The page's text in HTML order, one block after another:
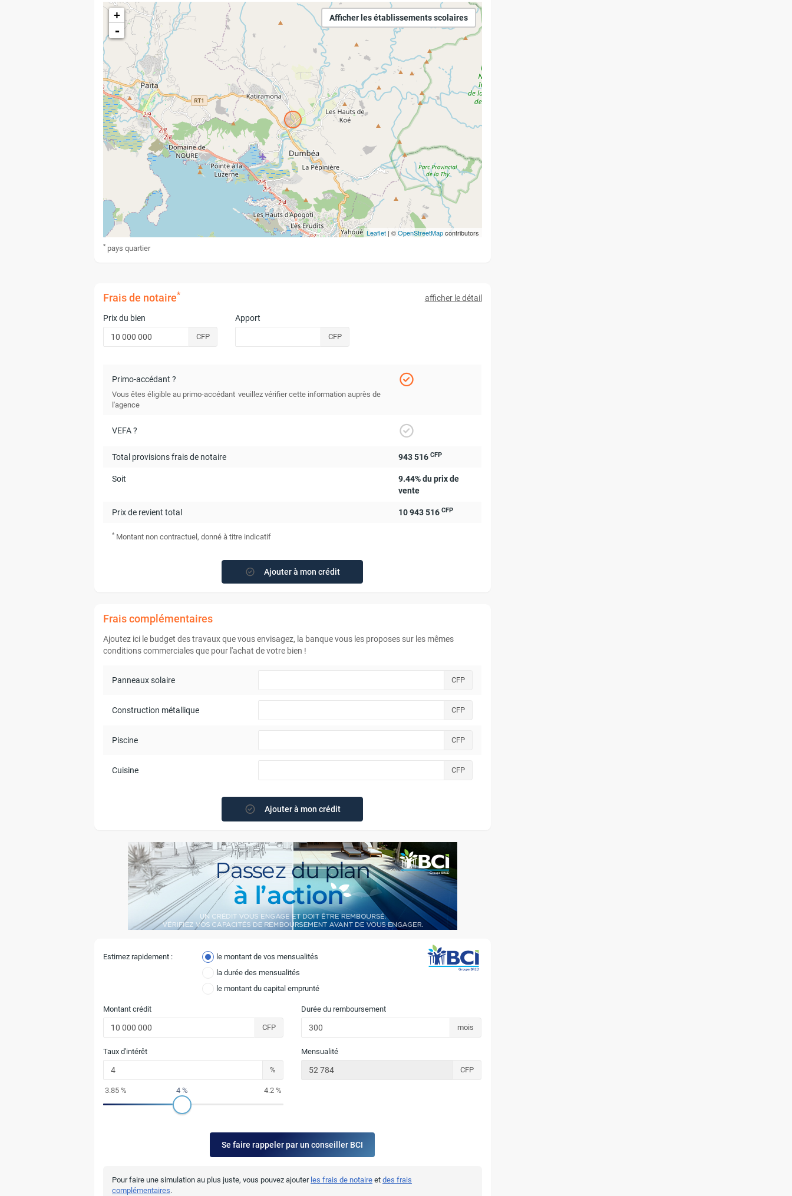
Afficher les établissements scolaires
+
-
Leaflet| ©OpenStreetMapcontributors
* pays quartier
Frais de notaire* afficher le détail
Prix du bien
CFP
Apport
CFP
Primo-accédant ?
Vous êtes éligible au primo-accédant veuillez vérifier cette information auprès de
l'agence
VEFA ?
Total provisions frais de notaire 943 516 CFP
Soit
9.44% du prix de
vente
Prix de revient total 10 943 516 CFP
* Montant non contractuel, donné à titre indicatif
Ajouter à mon crédit
Frais complémentaires
Ajoutez ici le budget des travaux que vous envisagez, la banque vous les proposes sur les mêmes
conditions commerciales que pour l'achat de votre bien !
Panneaux solaire CFP
Construction métallique CFP
Piscine CFP
Cuisine CFP
Ajouter à mon crédit
Estimez rapidement :
le montant de vos mensualités
la durée des mensualités
le montant du capital emprunté
Montant crédit
CFP
Taux d'intérêt
%
3.85 % 4.2 %
4 %
Durée du remboursement
mois
Mensualité
CFP
Se faire rappeler par un conseiller BCI
Pour faire une simulation au plus juste, vous pouvez ajouter les frais de notaire et des frais
complémentaires.